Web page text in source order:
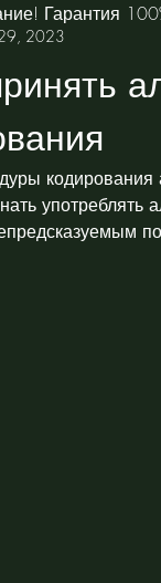
Гарантия
2023
кодирования
употреблять